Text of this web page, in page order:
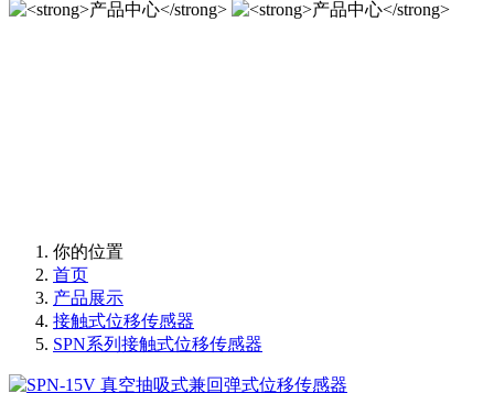
你的位置
首页
产品展示
接触式位移传感器
SPN系列接触式位移传感器